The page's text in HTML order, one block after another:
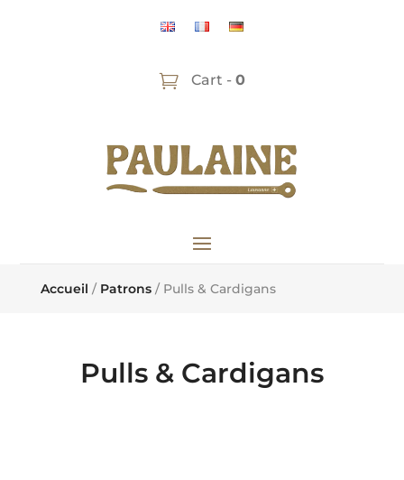
Cart - 0
Accueil / Patrons/ Pulls & Cardigans
Pulls & Cardigans